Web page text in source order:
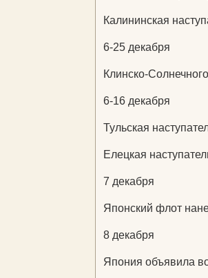
Калининская
6-25 декабря
Клинско-
6-16 декабря
Тульская
Елецкая
7 декабря
Японский флот
8 декабря
Япония объявила